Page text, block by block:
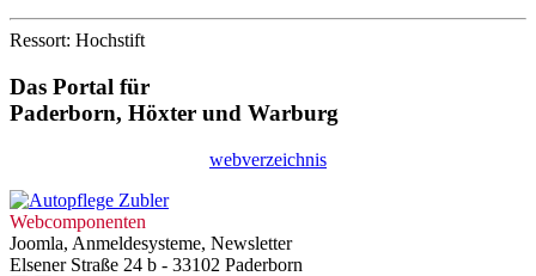
Ressort: Hochstift
Das Portal für
Paderborn, Höxter und Warburg
webverzeichnis
Webcomponenten
Joomla, Anmeldesysteme, Newsletter
Elsener Straße 24 b - 33102 Paderborn